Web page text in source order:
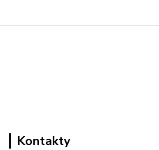
Kontakty